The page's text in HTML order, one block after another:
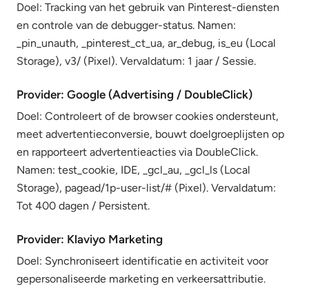
Doel: Tracking van het gebruik van Pinterest-diensten
en controle van de debugger-status. Namen:
_pin_unauth, _pinterest_ct_ua, ar_debug, is_eu (Local
Storage), v3/ (Pixel). Vervaldatum: 1 jaar / Sessie.
Provider: Google (Advertising / DoubleClick)
Doel: Controleert of de browser cookies ondersteunt,
meet advertentieconversie, bouwt doelgroeplijsten op
en rapporteert advertentieacties via DoubleClick.
Namen: test_cookie, IDE, _gcl_au, _gcl_ls (Local
Storage), pagead/1p-user-list/# (Pixel). Vervaldatum:
Tot 400 dagen / Persistent.
Provider: Klaviyo Marketing
Doel: Synchroniseert identificatie en activiteit voor
gepersonaliseerde marketing en verkeersattributie.